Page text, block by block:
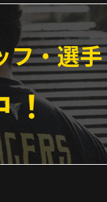
フ・選手
！